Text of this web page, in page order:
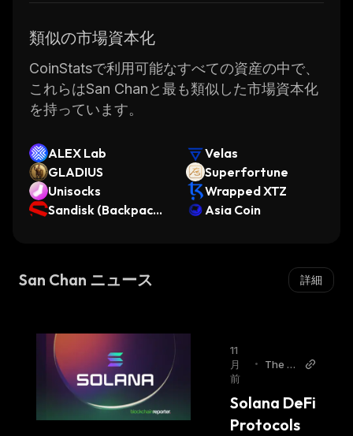
類似の市場資本化
CoinStatsで利用可能なすべての資産の中で、
これらはSan Chanと最も類似した市場資本化
を持っています。
ALEX Lab
Velas
GLADIUS
Superfortune
Unisocks
Wrapped XTZ
Sandisk (Backpack
Asia Coin
San Chan ニュース 詳細
11
月
前
•
The Bit
Solana DeFi
Protocols